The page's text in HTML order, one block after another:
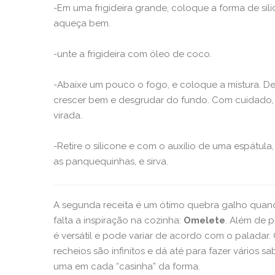
-Em uma frigideira grande, coloque a forma de
aqueça bem.
-unte a frigideira com óleo de coco.
-Abaixe um pouco o fogo, e coloque a mistura.
crescer bem e desgrudar do fundo. Com
virada.
-Retire o silicone e com o auxílio de uma
as panquequinhas, e sirva.
A segunda receita é um ótimo quebra galho
falta a inspiração na cozinha: Omelete. Além de
é versátil e pode variar de acordo com o paladar.
recheios são infinitos e dá até para fazer vários
uma em cada “casinha” da forma.